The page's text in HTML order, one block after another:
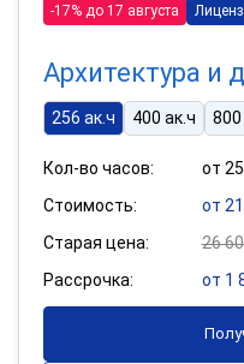
-17% до 17 августа
Архитектура и
256 ак.ч 400 ак.ч 800
Кол-во часов:
от
Стоимость:
от
Старая цена:
26
Рассрочка:
от 1